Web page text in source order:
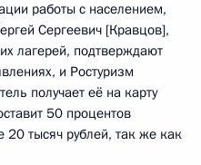
работы с населением,
Сергеевич [Кравцов],
лагерей, подтверждают
и Ростуризм
получает её на карту
50 процентов
20 тысяч рублей, так же как